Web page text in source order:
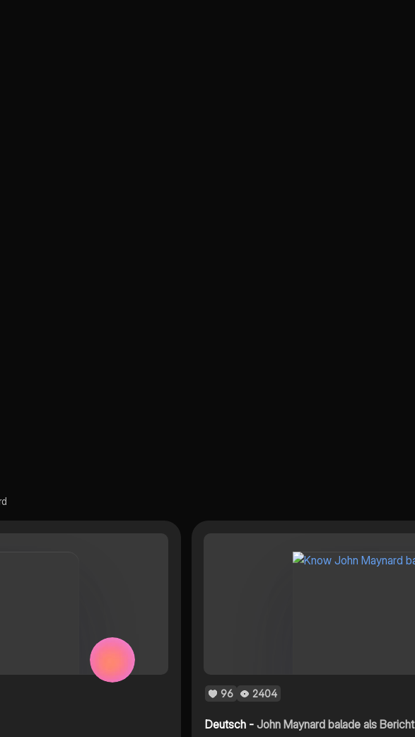
96 2404
Deutsch - John Maynard balade als Bericht